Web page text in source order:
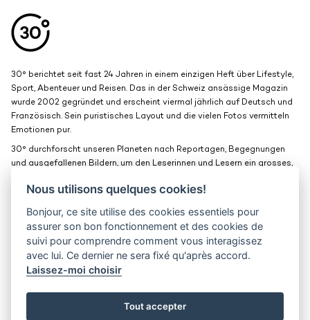
30° berichtet seit fast 24 Jahren in einem einzigen Heft über Lifestyle,
Sport, Abenteuer und Reisen. Das in der Schweiz ansässige Magazin
wurde 2002 gegründet und erscheint viermal jährlich auf Deutsch und
Französisch. Sein puristisches Layout und die vielen Fotos vermitteln
Emotionen pur.
30° durchforscht unseren Planeten nach Reportagen, Begegnungen
und ausgefallenen Bildern, um den Leserinnen und Lesern ein grosses,
Kontakt
Jobs Vertraulichkeit
30° magazine
Nous utilisons quelques cookies!
Bonjour, ce site utilise des cookies essentiels pour
assurer son bon fonctionnement et des cookies de
suivi pour comprendre comment vous interagissez
avec lui. Ce dernier ne sera fixé qu'après accord.
Laissez-moi choisir
Tout accepter